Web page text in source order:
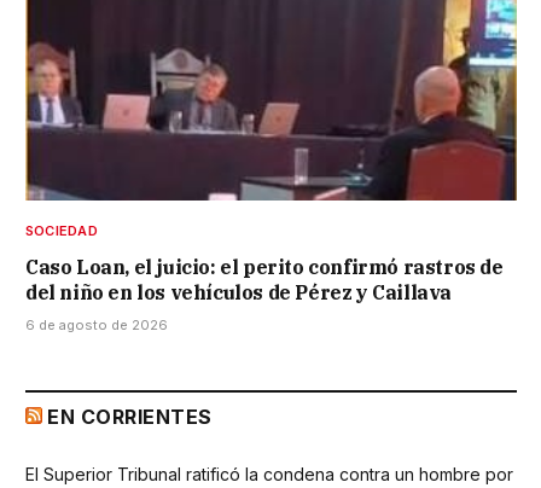
SOCIEDAD
Caso Loan, el juicio: el perito confirmó rastros de
del niño en los vehículos de Pérez y Caillava
6 de agosto de 2026
EN CORRIENTES
El Superior Tribunal ratificó la condena contra un hombre por